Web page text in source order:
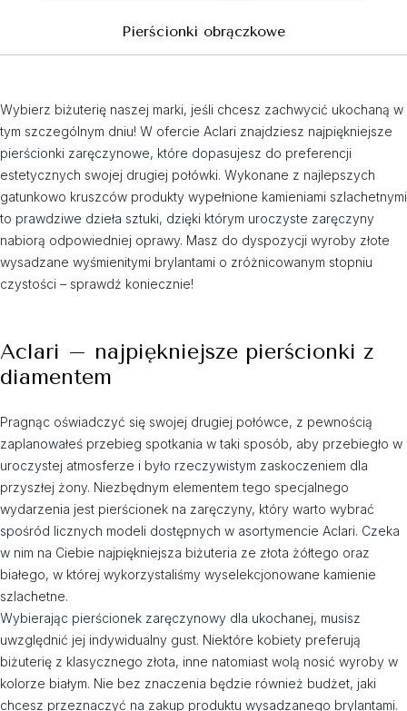
Pierścionki obrączkowe
Wybierz biżuterię naszej marki, jeśli chcesz zachwycić ukochaną w
tym szczególnym dniu! W ofercie Aclari znajdziesz najpiękniejsze
pierścionki zaręczynowe, które dopasujesz do preferencji
estetycznych swojej drugiej połówki. Wykonane z najlepszych
gatunkowo kruszców produkty wypełnione kamieniami szlachetnymi
to prawdziwe dzieła sztuki, dzięki którym uroczyste zaręczyny
nabiorą odpowiedniej oprawy. Masz do dyspozycji wyroby złote
wysadzane wyśmienitymi brylantami o zróżnicowanym stopniu
czystości – sprawdź koniecznie!
Aclari – najpiękniejsze pierścionki z
diamentem
Pragnąc oświadczyć się swojej drugiej połówce, z pewnością
zaplanowałeś przebieg spotkania w taki sposób, aby przebiegło w
uroczystej atmosferze i było rzeczywistym zaskoczeniem dla
przyszłej żony. Niezbędnym elementem tego specjalnego
wydarzenia jest pierścionek na zaręczyny, który warto wybrać
spośród licznych modeli dostępnych w asortymencie Aclari. Czeka
w nim na Ciebie najpiękniejsza biżuteria ze złota żółtego oraz
białego, w której wykorzystaliśmy wyselekcjonowane kamienie
szlachetne.
Wybierając pierścionek zaręczynowy dla ukochanej, musisz
uwzględnić jej indywidualny gust. Niektóre kobiety preferują
biżuterię z klasycznego złota, inne natomiast wolą nosić wyroby w
kolorze białym. Nie bez znaczenia będzie również budżet, jaki
chcesz przeznaczyć na zakup produktu wysadzanego brylantami.